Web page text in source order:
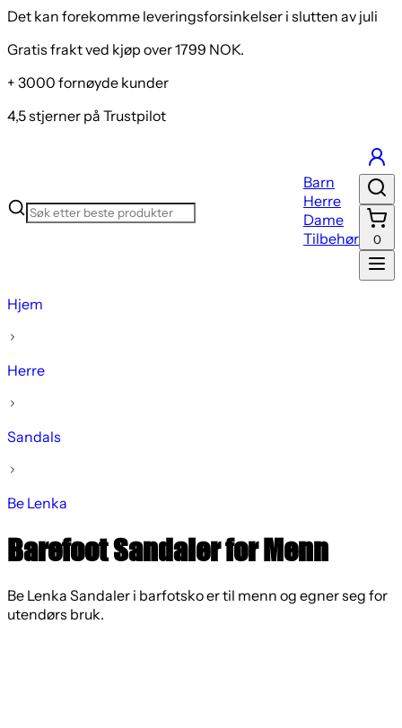
Det kan forekomme leveringsforsinkelser i slutten av juli
Gratis frakt ved kjøp over 1799 NOK.
+ 3000 fornøyde kunder
4,5 stjerner på Trustpilot
Barn
Herre
Dame
Tilbehør
0
Hjem
Herre
Sandals
Be Lenka
Barefoot Sandaler for Menn
Be Lenka Sandaler i barfotsko er til menn og egner seg for
utendørs bruk.